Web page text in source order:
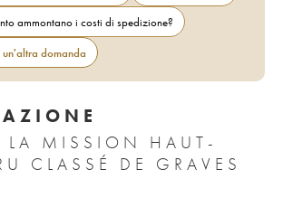
ammontano i costi di spedizione?
un'altra domanda
LA MISSION HAUT-
CLASSÉ DE GRAVES